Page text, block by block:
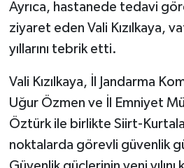
Ayrıca, hastanede tedavi
ziyaret eden Vali Kızılkaya,
yıllarını tebrik etti.
Vali Kızılkaya, İl Jandarma
Uğur Özmen ve İl Emniyet
Öztürk ile birlikte Siirt-
noktalarda görevli güvenlik